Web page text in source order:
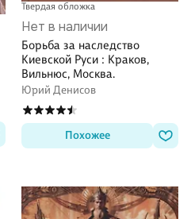
Твердая обложка
Нет в наличии
Борьба за наследство
Киевской Руси : Краков,
Вильнюс, Москва.
Юрий Денисов
Похожее